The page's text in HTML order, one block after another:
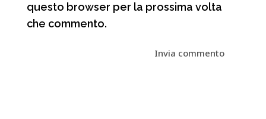
questo browser per la prossima volta
che commento.